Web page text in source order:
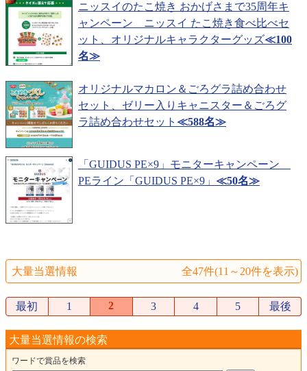
ニッスイのたこ焼き おかげさまで35周年キ
ャンペーン ニッスイ たこ焼き食べ比べセ
ット、オリジナルキャラクターグッズ≪100
名≫
オリジナルマカロン＆ごろグラ詰め合わせ
セット、ゼリー入りキャニスター＆ごろグ
ラ詰め合わせセット ≪588名≫
「GUIDUS PE×9」モニターキャンペーン
PEライン「GUIDUS PE×9」 ≪50名≫
大量当選情報 全47件(11～20件を表示)
最初 1 2 3 4 5 最後
大量当選情報の検索
ワードで賞品を検索